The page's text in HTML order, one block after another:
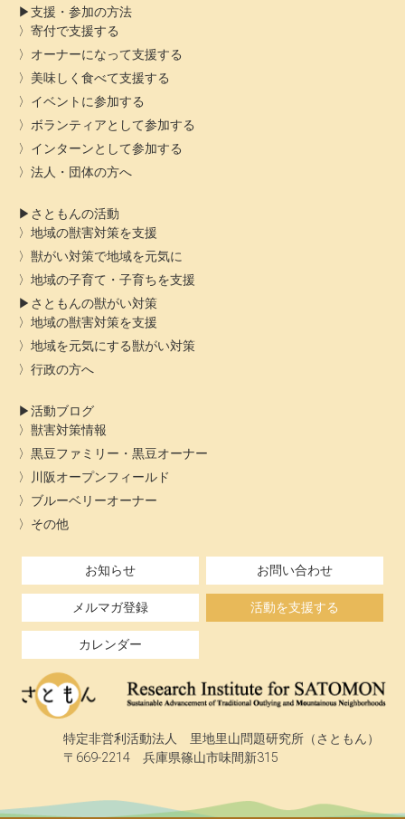
支援・参加の方法
寄付で支援する
オーナーになって支援する
美味しく食べて支援する
イベントに参加する
ボランティアとして参加する
インターンとして参加する
法人・団体の方へ
さともんの活動
地域の獣害対策を支援
獣がい対策で地域を元気に
地域の子育て・子育ちを支援
さともんの獣がい対策
地域の獣害対策を支援
地域を元気にする獣がい対策
行政の方へ
活動ブログ
獣害対策情報
黒豆ファミリー・黒豆オーナー
川阪オープンフィールド
ブルーベリーオーナー
その他
お知らせ お問い合わせ
メルマガ登録 活動を支援する
カレンダー
特定非営利活動法人 里地里山問題研究所（さともん）
〒669-2214 兵庫県篠山市味間新315